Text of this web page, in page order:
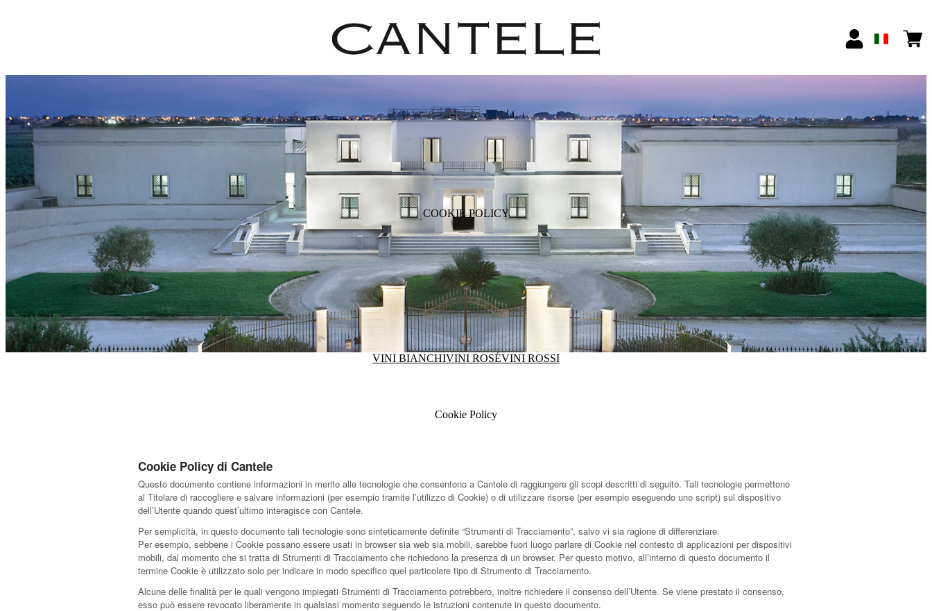
COOKIE POLICY
VINI BIANCHIVINI ROSÉVINI ROSSI
Cookie Policy
Cookie Policy di Cantele
Questo documento contiene informazioni in merito alle tecnologie che consentono a Cantele di raggiungere gli scopi descritti di seguito. Tali tecnologie permettono
al Titolare di raccogliere e salvare informazioni (per esempio tramite l’utilizzo di Cookie) o di utilizzare risorse (per esempio eseguendo uno script) sul dispositivo
dell’Utente quando quest’ultimo interagisce con Cantele.
Per semplicità, in questo documento tali tecnologie sono sinteticamente definite “Strumenti di Tracciamento”, salvo vi sia ragione di differenziare.
Per esempio, sebbene i Cookie possano essere usati in browser sia web sia mobili, sarebbe fuori luogo parlare di Cookie nel contesto di applicazioni per dispositivi
mobili, dal momento che si tratta di Strumenti di Tracciamento che richiedono la presenza di un browser. Per questo motivo, all’interno di questo documento il
termine Cookie è utilizzato solo per indicare in modo specifico quel particolare tipo di Strumento di Tracciamento.
Alcune delle finalità per le quali vengono impiegati Strumenti di Tracciamento potrebbero, inoltre richiedere il consenso dell’Utente. Se viene prestato il consenso,
esso può essere revocato liberamente in qualsiasi momento seguendo le istruzioni contenute in questo documento.